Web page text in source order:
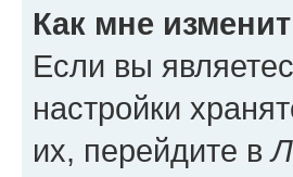
Как мне
Если вы
настройки
их, перейдите в